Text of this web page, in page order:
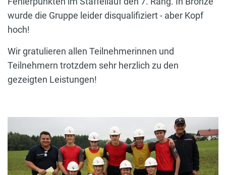
wurde die Gruppe leider disqualifiziert - aber Kopf
hoch!
Wir gratulieren allen Teilnehmerinnen und
Teilnehmern trotzdem sehr herzlich zu den
gezeigten Leistungen!